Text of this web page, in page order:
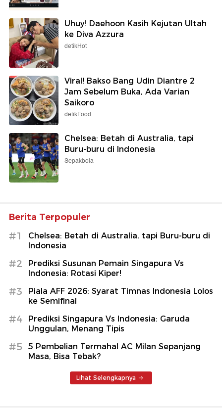
Uhuy! Daehoon Kasih Kejutan Ultah
ke Diva Azzura
detikHot
Viral! Bakso Bang Udin Diantre 2
Jam Sebelum Buka, Ada Varian
Saikoro
detikFood
Chelsea: Betah di Australia, tapi
Buru-buru di Indonesia
Sepakbola
Berita Terpopuler
#1
Chelsea: Betah di Australia, tapi Buru-buru di
Indonesia
#2
Prediksi Susunan Pemain Singapura Vs
Indonesia: Rotasi Kiper!
#3
Piala AFF 2026: Syarat Timnas Indonesia Lolos
ke Semifinal
#4
Prediksi Singapura Vs Indonesia: Garuda
Unggulan, Menang Tipis
#5
5 Pembelian Termahal AC Milan Sepanjang
Masa, Bisa Tebak?
Lihat Selengkapnya